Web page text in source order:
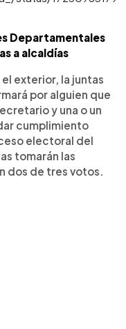
Departamentales
a alcaldías
exterior, la juntas
por alguien que
y una o un
cumplimiento
electoral del
tomarán las
dos de tres votos.